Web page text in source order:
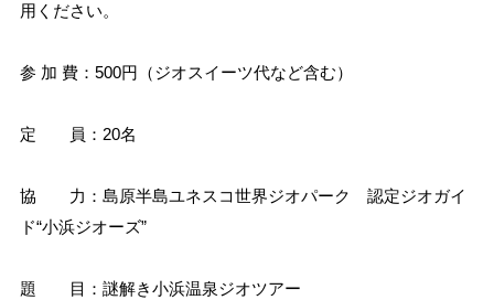
用ください。
参 加 費：500円（ジオスイーツ代など含む）
定 員：20名
協 力：島原半島ユネスコ世界ジオパーク 認定ジオガイ
ド“小浜ジオーズ”
題 目：謎解き小浜温泉ジオツアー